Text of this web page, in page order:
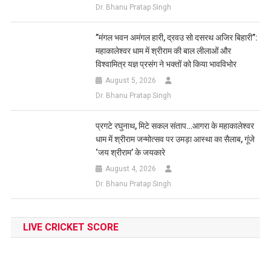
Dr. Bhanu Pratap Singh
​”मंगल भवन अमंगल हारी, द्रवउ सो दसरथ अजिर बिहारी”:
महाकालेश्वर धाम में श्रीराम की बाल लीलाओं और
विश्वामित्र यज्ञ प्रसंग ने भक्तों को किया भावविभोर
August 5, 2026
Dr. Bhanu Pratap Singh
प्रगटे रघुनाथ, मिटे सकल संताप…आगरा के महाकालेश्वर
धाम में श्रीराम जन्मोत्सव पर उमड़ा आस्था का सैलाब, गूंजे
‘जय श्रीराम’ के जयकारे
August 4, 2026
Dr. Bhanu Pratap Singh
LIVE CRICKET SCORE